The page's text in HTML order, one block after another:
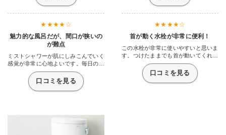
魅力的な風呂だが、間口が狭いの
が難点
ミストシャワーが肌にしみこんでいく
感覚が非常に心地よいです。毎日のお
風呂を楽しみたいなら間違いなくオス
スメです。しかし、「1216」サイズ
を除き、「1620」、「1624」といっ
た大き目のサイズしかないので、スパ
いる人がターゲットの商品と言うのは
わかるのですが、文字通りもう少し間
口を広げたほうが良いのでは、と思い
口コミを見る
首が動く水栓が非常に便利！
この水栓が非常に使いやすいと思いま
す。つけたままでも首が動いてくれる
ので洗顔時や衣類を洗濯するとき、子
どもがいるので角度を変えられること
によって楽に使えるようになりまし
た。他には中々ない機能ですよね。そ
口コミを見る